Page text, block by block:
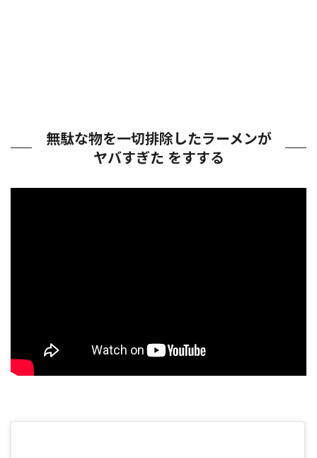
無駄な物を一切排除したラーメンが
ヤバすぎた をすする